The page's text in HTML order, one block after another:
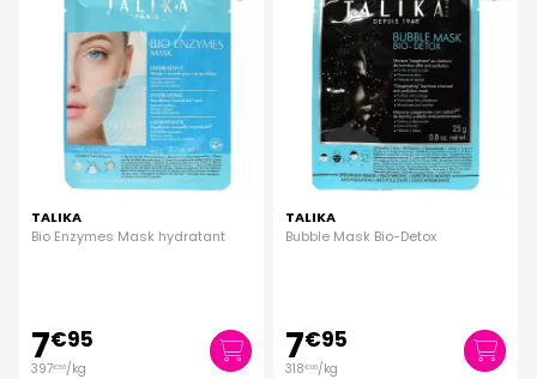
TALIKA
Bio Enzymes Mask hydratant
7€95
397€50/kg
TALIKA
Bubble Mask Bio-Detox
7€95
318€00/kg